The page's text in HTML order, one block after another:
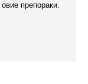
препораки.